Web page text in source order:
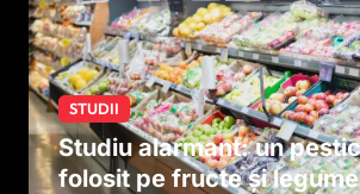
STUDII
Studiu alarmant: un
folosit pe fructe și legume